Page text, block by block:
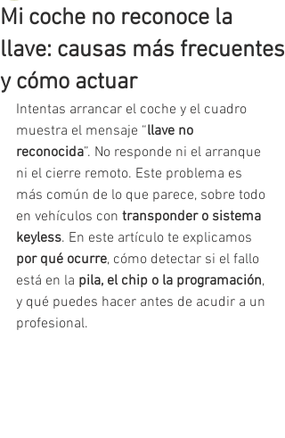
Mi coche no reconoce la
llave: causas más frecuentes
y cómo actuar
Intentas arrancar el coche y el cuadro
muestra el mensaje “llave no
reconocida”. No responde ni el arranque
ni el cierre remoto. Este problema es
más común de lo que parece, sobre todo
en vehículos con transponder o sistema
keyless. En este artículo te explicamos
por qué ocurre, cómo detectar si el fallo
está en la pila, el chip o la programación,
y qué puedes hacer antes de acudir a un
profesional.